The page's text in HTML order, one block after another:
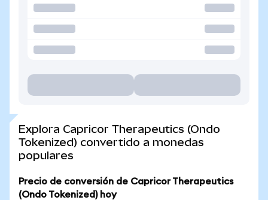
Explora Capricor Therapeutics (Ondo
Tokenized) convertido a monedas
populares
Precio de conversión de Capricor Therapeutics
(Ondo Tokenized) hoy